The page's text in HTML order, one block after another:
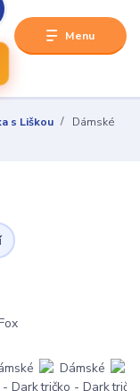
Menu
s Liškou
Dámské